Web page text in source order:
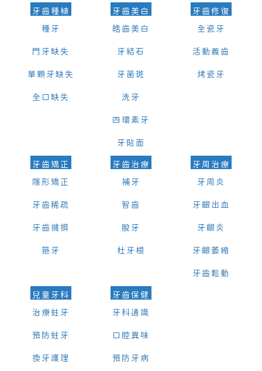
牙齒種植
種牙
門牙缺失
單顆牙缺失
全口缺失
牙齒美白
皓齒美白
牙結石
牙菌斑
洗牙
四環素牙
牙貼面
牙齒修復
全瓷牙
活動義齒
烤瓷牙
牙齒矯正
隱形矯正
牙齒稀疏
牙齒擁擠
箍牙
牙齒治療
補牙
智齒
脫牙
杜牙根
牙周治療
牙周炎
牙齦出血
牙齦炎
牙齦萎縮
牙齒鬆動
兒童牙科
治療蛀牙
預防蛀牙
換牙護理
牙齒保健
牙科通識
口腔異味
預防牙病